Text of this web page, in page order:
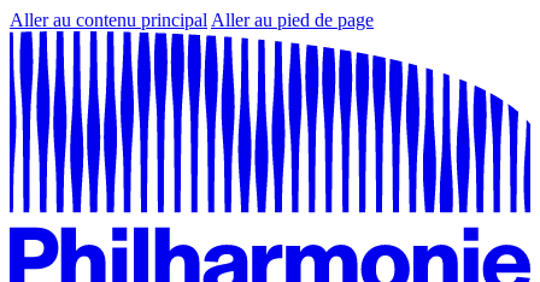
Aller au contenu principal Aller au pied de page